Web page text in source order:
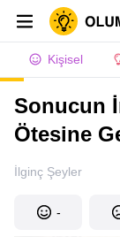
Kişisel
Sonucun
Ötesine
İlginç Şeyler
-